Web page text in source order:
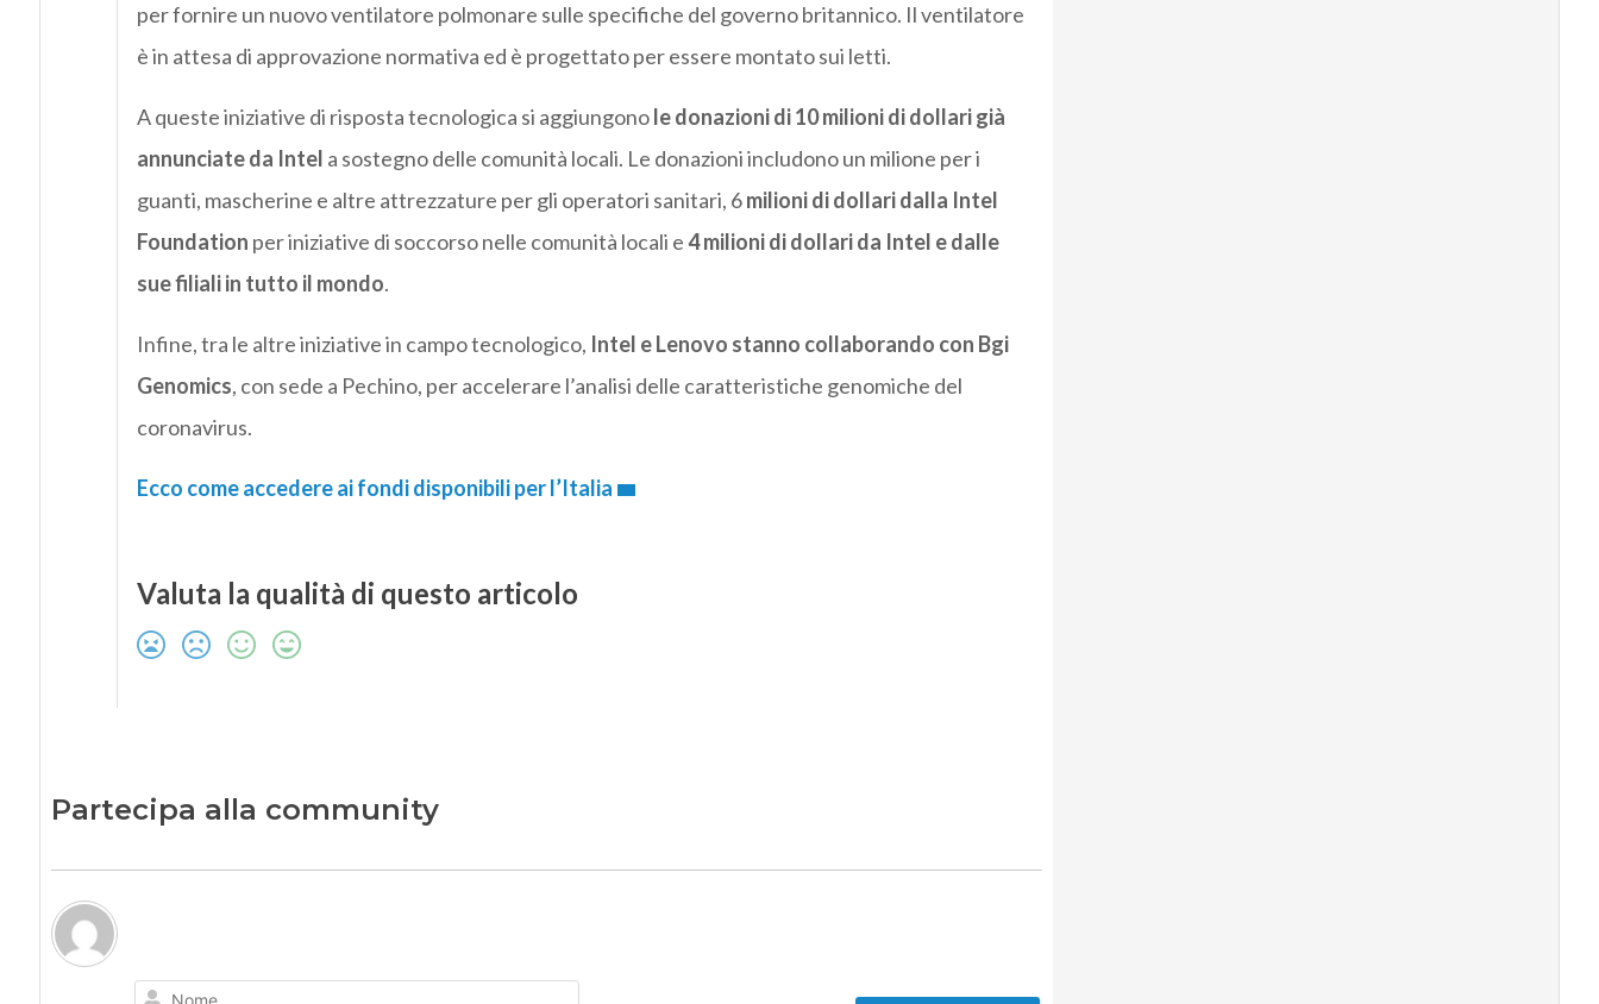
per fornire un nuovo ventilatore polmonare sulle specifiche del governo britannico. Il ventilatore
è in attesa di approvazione normativa ed è progettato per essere montato sui letti.
A queste iniziative di risposta tecnologica si aggiungonole donazioni di 10 milioni di dollari già
annunciate da Intel a sostegno delle comunità locali. Le donazioni includono un milione per i
guanti, mascherine e altre attrezzature per gli operatori sanitari, 6milioni di dollari dalla Intel
Foundation per iniziative di soccorso nelle comunità locali e4 milioni di dollari da Intel e dalle
sue filiali in tutto il mondo.
Infine, tra le altre iniziative in campo tecnologico, Intel e Lenovo stanno collaborando con Bgi
Genomics, con sede a Pechino, per accelerare l’analisi delle caratteristiche genomiche del
coronavirus.
Ecco come accedere ai fondi disponibili per l’Italia
Valuta la qualità di questo articolo
Partecipa alla community
Nome